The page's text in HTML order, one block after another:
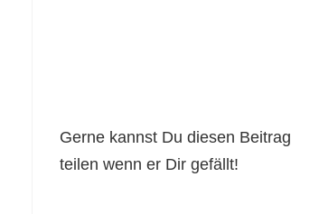
Gerne kannst Du diesen Beitrag
teilen wenn er Dir gefällt!